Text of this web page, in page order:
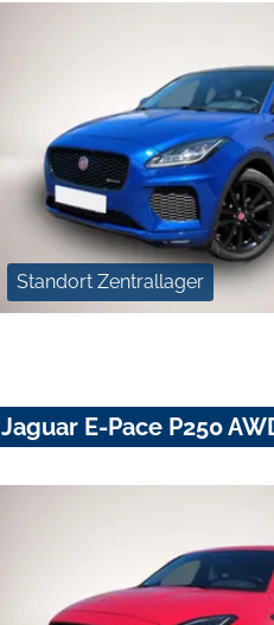
Standort Zentrallager
Jaguar E-Pace P250